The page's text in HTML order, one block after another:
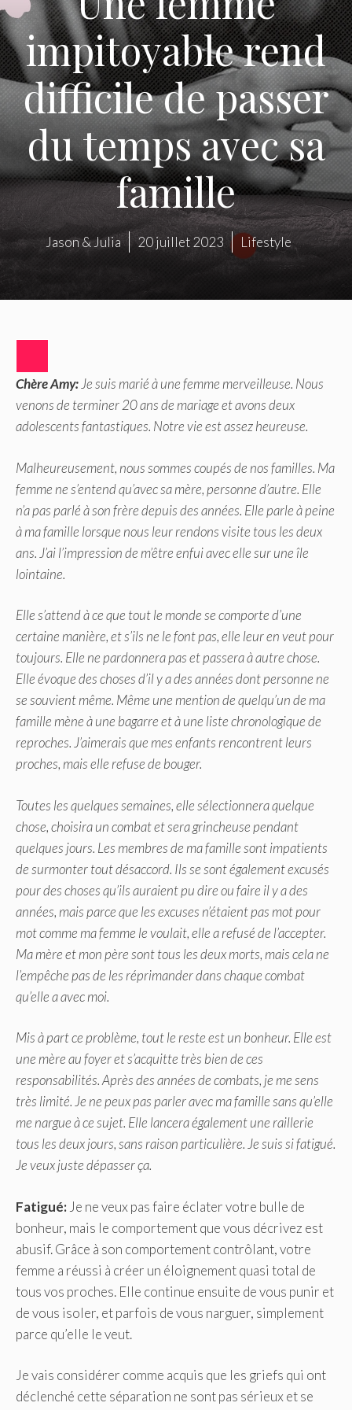
impitoyable rend
difficile de passer
du temps avec sa
famille
Jason & Julia 20 juillet 2023 Lifestyle
Chère Amy:Je suis marié à une femme merveilleuse. Nous
venons de terminer 20 ans de mariage et avons deux
adolescents fantastiques. Notre vie est assez heureuse.
Malheureusement, nous sommes coupés de nos familles. Ma
femme ne s’entend qu’avec sa mère, personne d’autre. Elle
n’a pas parlé à son frère depuis des années. Elle parle à peine
à ma famille lorsque nous leur rendons visite tous les deux
ans. J’ai l’impression de m’être enfui avec elle sur une île
lointaine.
Elle s’attend à ce que tout le monde se comporte d’une
certaine manière, et s’ils ne le font pas, elle leur en veut pour
toujours. Elle ne pardonnera pas et passera à autre chose.
Elle évoque des choses d’il y a des années dont personne ne
se souvient même. Même une mention de quelqu’un de ma
famille mène à une bagarre et à une liste chronologique de
reproches. J’aimerais que mes enfants rencontrent leurs
proches, mais elle refuse de bouger.
Toutes les quelques semaines, elle sélectionnera quelque
chose, choisira un combat et sera grincheuse pendant
quelques jours. Les membres de ma famille sont impatients
de surmonter tout désaccord. Ils se sont également excusés
pour des choses qu’ils auraient pu dire ou faire il y a des
années, mais parce que les excuses n’étaient pas mot pour
mot comme ma femme le voulait, elle a refusé de l’accepter.
Ma mère et mon père sont tous les deux morts, mais cela ne
l’empêche pas de les réprimander dans chaque combat
qu’elle a avec moi.
Mis à part ce problème, tout le reste est un bonheur. Elle est
une mère au foyer et s’acquitte très bien de ces
responsabilités. Après des années de combats, je me sens
très limité. Je ne peux pas parler avec ma famille sans qu’elle
me nargue à ce sujet. Elle lancera également une raillerie
tous les deux jours, sans raison particulière. Je suis si fatigué.
Je veux juste dépasser ça.
Fatigué: Je ne veux pas faire éclater votre bulle de
bonheur, mais le comportement que vous décrivez est
abusif. Grâce à son comportement contrôlant, votre
femme a réussi à créer un éloignement quasi total de
tous vos proches. Elle continue ensuite de vous punir et
de vous isoler, et parfois de vous narguer, simplement
parce qu’elle le veut.
Je vais considérer comme acquis que les griefs qui ont
déclenché cette séparation ne sont pas sérieux et se